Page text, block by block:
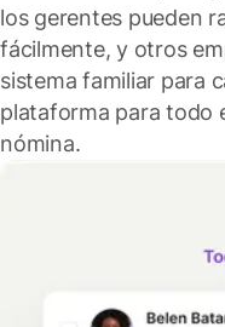
los gerentes pueden
fácilmente, y otros
sistema familiar para
plataforma para todo
nómina.